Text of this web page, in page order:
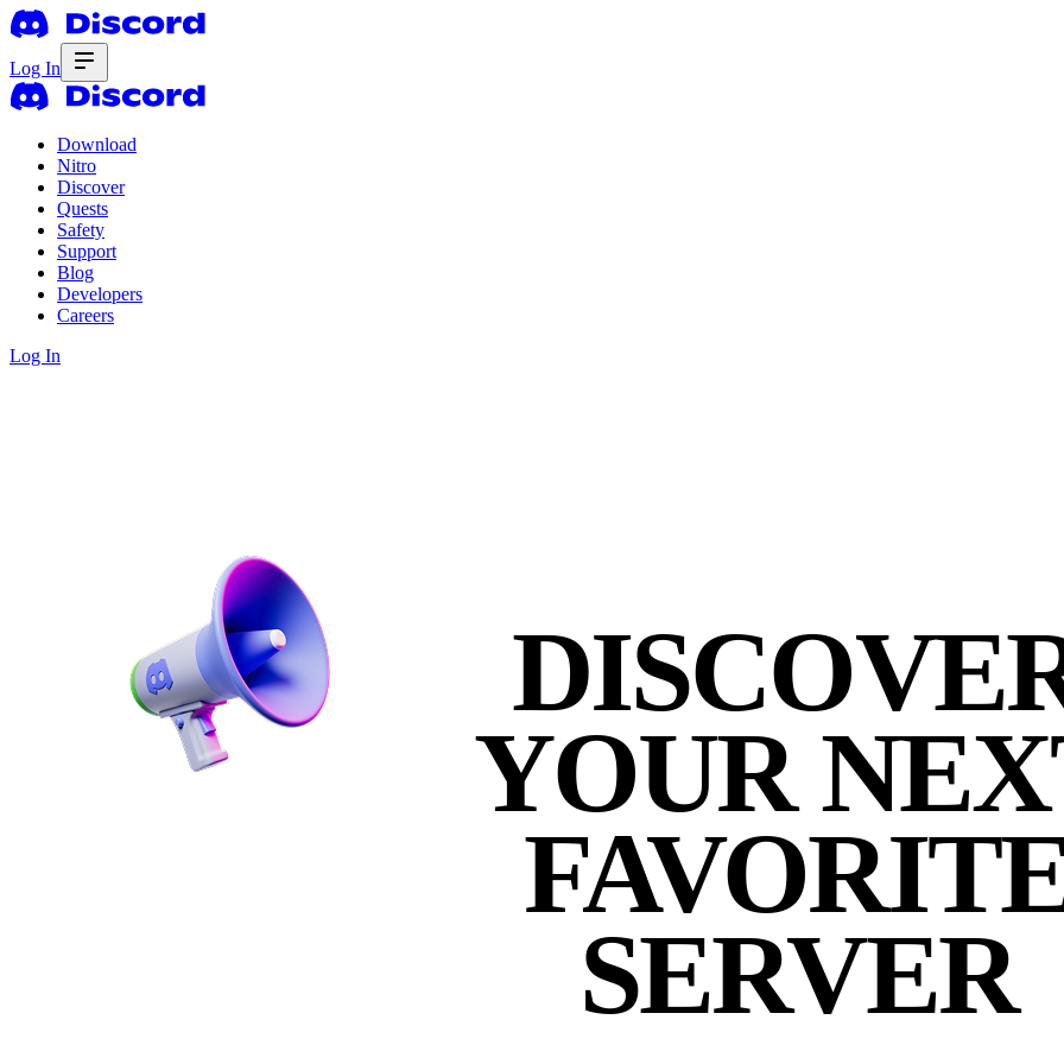
Log In
Download
Nitro
Discover
Quests
Safety
Support
Blog
Developers
Careers
Log In
YOUR
SERVER